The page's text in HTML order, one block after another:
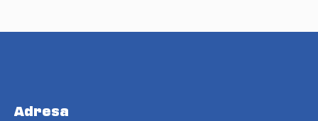
Adresa